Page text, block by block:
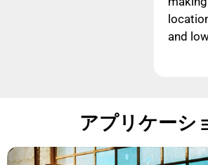
and
アプリケーシ